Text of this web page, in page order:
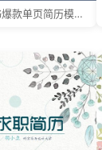
小红书爆款单页简历模板62--超级简历模板